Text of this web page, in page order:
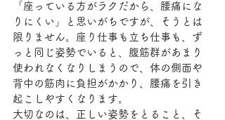
「座っている方がラクだから、腰痛にな
りにくい」と思いがちですが、そうとは
限りません。座り仕事も立ち仕事も、ず
っと同じ姿勢でいると、腹筋群があまり
使われなくなりしまうので、体の側面や
背中の筋肉に負担がかかり、腰痛を引き
起こしやすくなります。
大切なのは、正しい姿勢をとること、そ